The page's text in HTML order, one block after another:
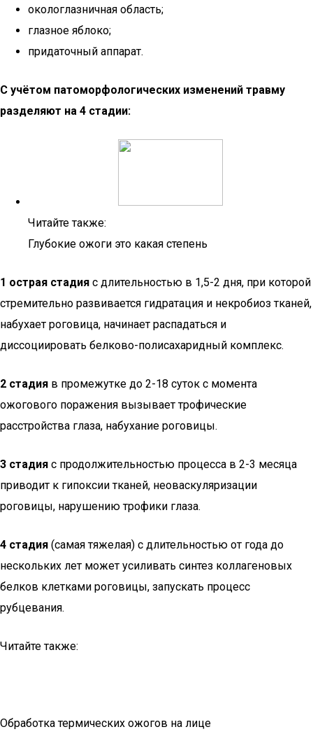
окологлазничная область;
глазное яблоко;
придаточный аппарат.
С учётом патоморфологических изменений травму
разделяют на 4 стадии:
Читайте также:
Глубокие ожоги это какая степень
1 острая стадия с длительностью в 1,5-2 дня, при которой
стремительно развивается гидратация и некробиоз тканей,
набухает роговица, начинает распадаться и
диссоциировать белково-полисахаридный комплекс.
2 стадия в промежутке до 2-18 суток с момента
ожогового поражения вызывает трофические
расстройства глаза, набухание роговицы.
3 стадия с продолжительностью процесса в 2-3 месяца
приводит к гипоксии тканей, неоваскуляризации
роговицы, нарушению трофики глаза.
4 стадия (самая тяжелая) с длительностью от года до
нескольких лет может усиливать синтез коллагеновых
белков клетками роговицы, запускать процесс
рубцевания.
Читайте также:
Обработка термических ожогов на лице